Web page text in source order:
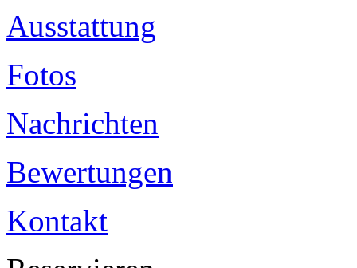
Ausstattung
Fotos
Nachrichten
Bewertungen
Kontakt